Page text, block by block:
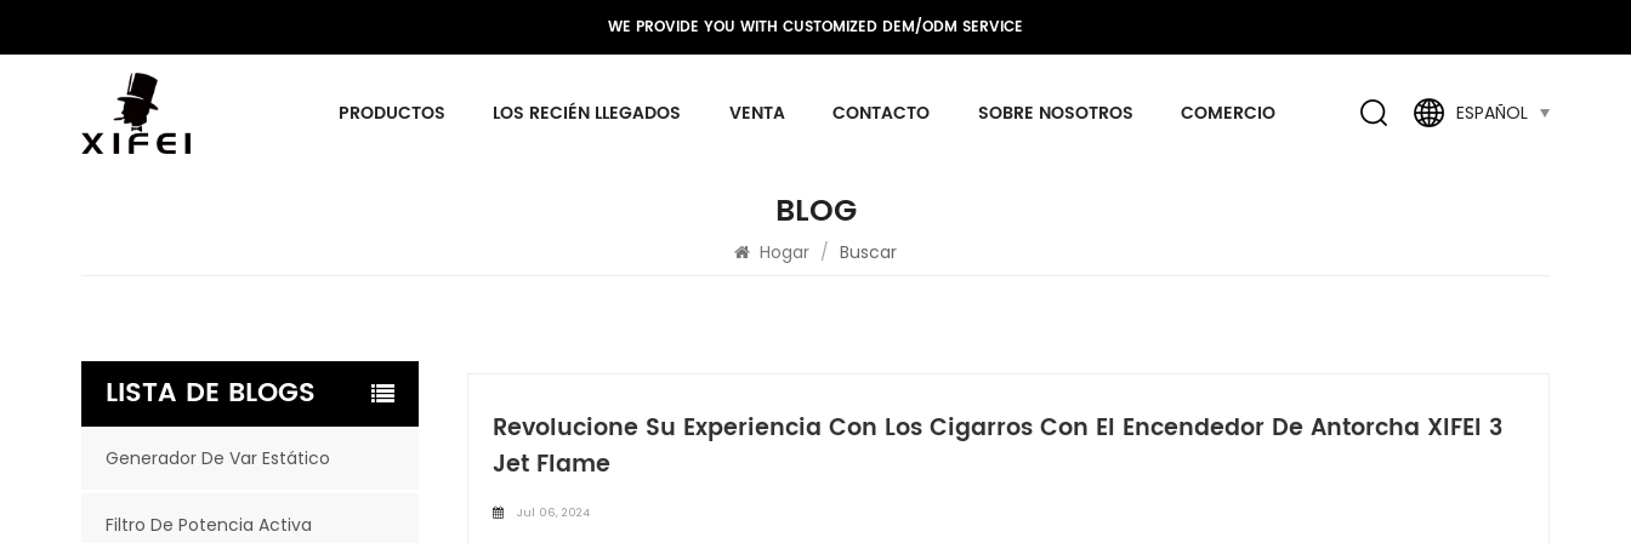
WE PROVIDE YOU WITH CUSTOMIZED DEM/ODM SERVICE
PRODUCTOS LOS RECIÉN LLEGADOS VENTA CONTACTO SOBRE NOSOTROS COMERCIO ESPAÑOL
BLOG
Hogar / Buscar
Revolucione Su Experiencia Con Los Cigarros Con El Encendedor De Antorcha XIFEI 3
Jet Flame
Jul 06, 2024
LISTA DE BLOGS
Generador De Var Estático
Filtro De Potencia Activa